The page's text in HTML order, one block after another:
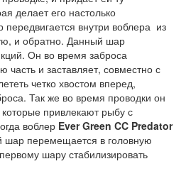
делает его настолько
внутри воблера из
и обратно. Данный шар
Он во время заброса
часть и заставляет, совместно с
четко хвостом вперед,
Так же во время проводки он
привлекают рыбу с
воблер Ever Green CC Predator
шар перемещается в головную
шару стабилизировать